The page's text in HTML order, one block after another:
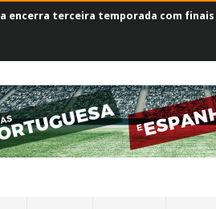
encerra terceira temporada com